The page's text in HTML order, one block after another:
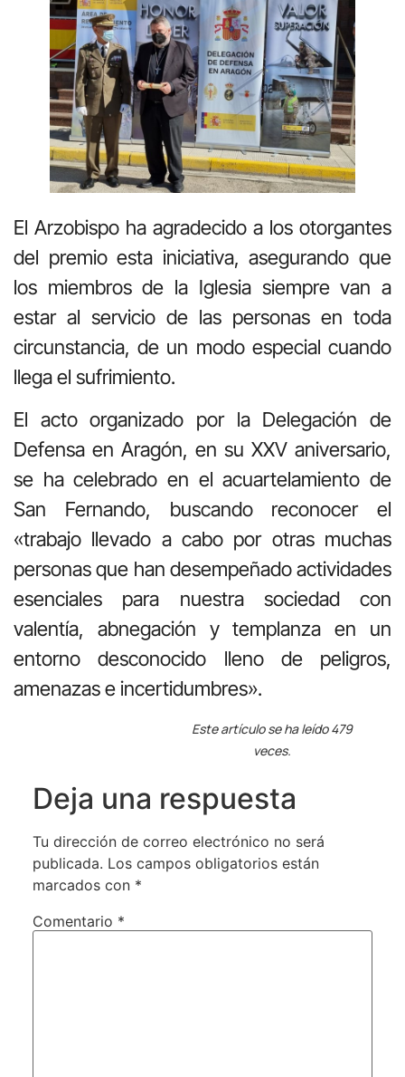
El Arzobispo ha agradecido a los otorgantes
del premio esta iniciativa, asegurando que
los miembros de la Iglesia siempre van a
estar al servicio de las personas en toda
circunstancia, de un modo especial cuando
llega el sufrimiento.
El acto organizado por la Delegación de
Defensa en Aragón, en su XXV aniversario,
se ha celebrado en el acuartelamiento de
San Fernando, buscando reconocer el
«trabajo llevado a cabo por otras muchas
personas que han desempeñado actividades
esenciales para nuestra sociedad con
valentía, abnegación y templanza en un
entorno desconocido lleno de peligros,
amenazas e incertidumbres».
Este artículo se ha leído 479
veces.
Deja una respuesta
Tu dirección de correo electrónico no será
publicada. Los campos obligatorios están
marcados con *
Comentario *